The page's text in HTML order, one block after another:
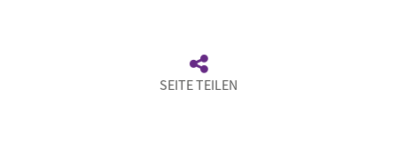
SEITE TEILEN